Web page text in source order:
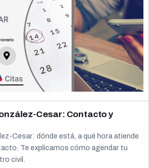
Cesar: Contacto y
Cesar: dónde está, a qué hora atiende
Te explicamos cómo agendar tu
civil.